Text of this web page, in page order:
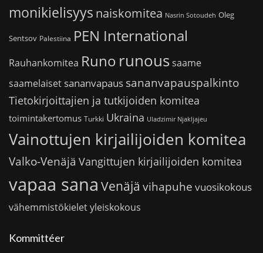
monikielisyys naiskomitea Nasrin Sotoudeh Oleg
Sentsov Palestiina PEN International
Rauhankomitea Runo runoussaame
saamelaiset sananvapaus sananvapauspalkinto
Tietokirjoittajien ja tutkijoiden komitea
toimintakertomus Turkki Ukraina Uladzimir Njakljajeu
Vainottujen kirjailijoiden komitea
Valko-Venäjä Vangittujen kirjailijoiden komitea
vapaa sana Venäjä vihapuhe vuosikokous
vähemmistökieletyleiskokous
Kommittéer